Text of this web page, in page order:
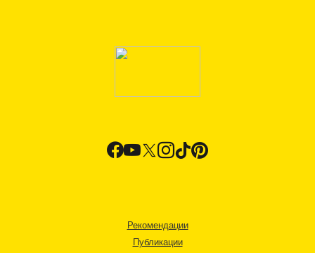
Рекомендации
Публикации